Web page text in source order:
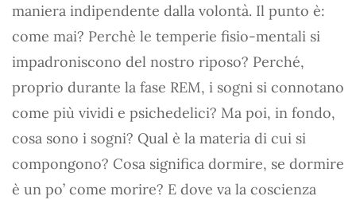
maniera indipendente dalla volontà. Il punto è:
come mai? Perchè le temperie fisio-mentali si
impadroniscono del nostro riposo? Perché,
proprio durante la fase REM, i sogni si connotano
come più vividi e psichedelici? Ma poi, in fondo,
cosa sono i sogni? Qual è la materia di cui si
compongono? Cosa significa dormire, se dormire
è un po’ come morire? E dove va la coscienza